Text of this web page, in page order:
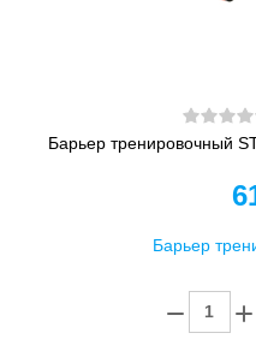
Барьер тренировочный